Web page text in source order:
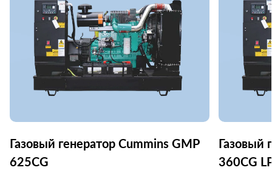
Газовый генератор Cummins GMP
625CG
Газовый
360CG